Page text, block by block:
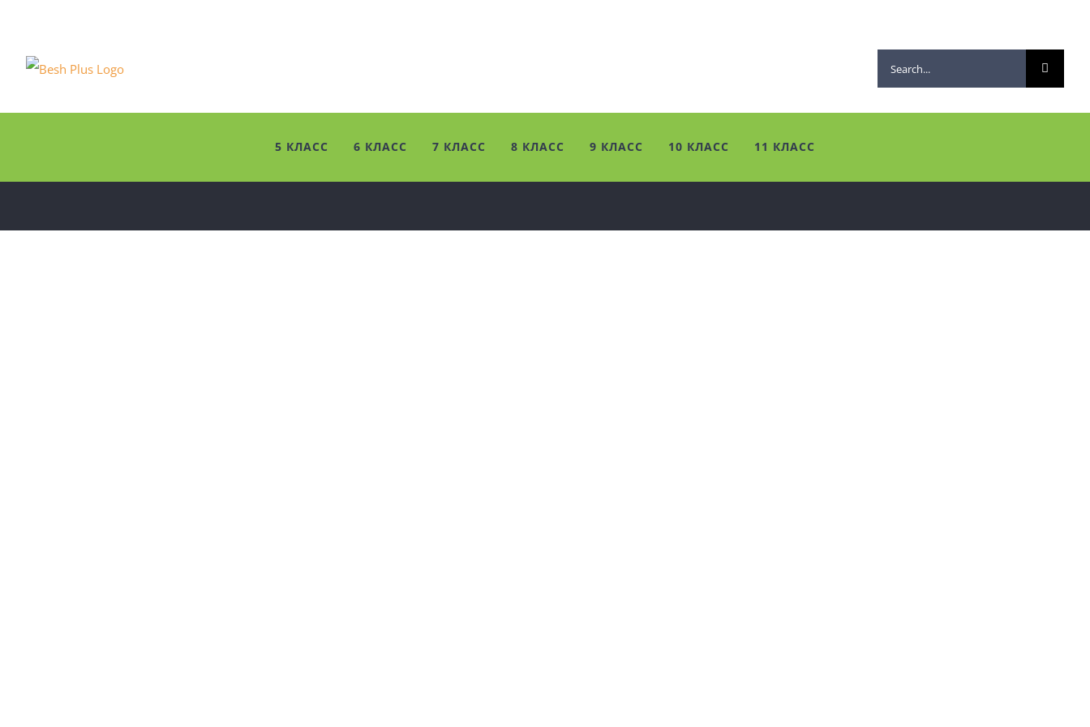
content
Search
for:
5 КЛАСС 6 КЛАСС 7 КЛАСС 8 КЛАСС 9 КЛАСС 10 КЛАСС 11 КЛАСС